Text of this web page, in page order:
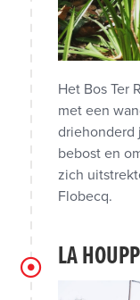
Het Bos Ter
met een
driehonderd
bebost en
zich
Flobecq.
LA